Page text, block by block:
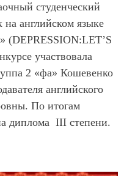
студенческий
английском языке
(DEPRESSION:LET’S
участвовала
2 «фа» Кошевенко
английского
По итогам
диплома III степени.